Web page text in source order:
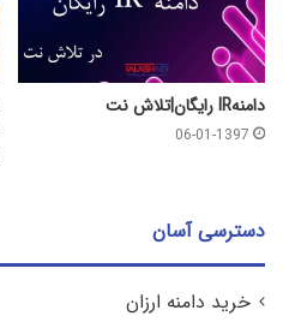
دامنهIR رایگان|تلاش نت
06-01-1397
دسترسی آسان
خرید دامنه ارزان